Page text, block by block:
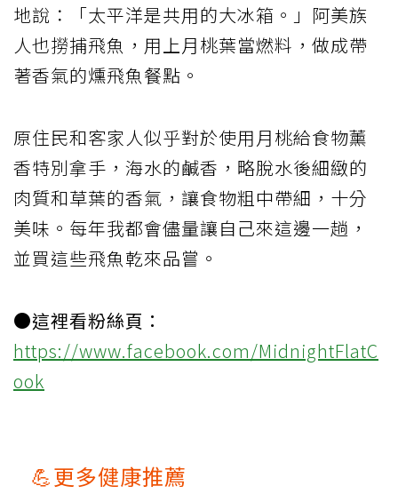
地說：「太平洋是共用的大冰箱。」阿美族
人也撈捕飛魚，用上月桃葉當燃料，做成帶
著香氣的燻飛魚餐點。
原住民和客家人似乎對於使用月桃給食物薰
香特別拿手，海水的鹹香，略脫水後細緻的
肉質和草葉的香氣，讓食物粗中帶細，十分
美味。每年我都會儘量讓自己來這邊一趟，
並買這些飛魚乾來品嘗。
●這裡看粉絲頁：
https://www.facebook.com/MidnightFlatC
ook
💪更多健康推薦